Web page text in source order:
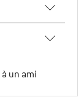
un ami